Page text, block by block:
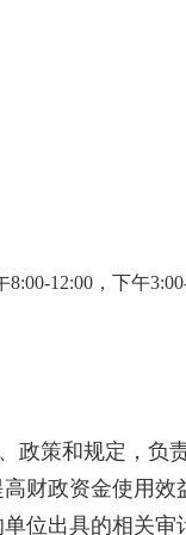
12:00，下午
策和规定，负
财政资金使用
位出具的相关